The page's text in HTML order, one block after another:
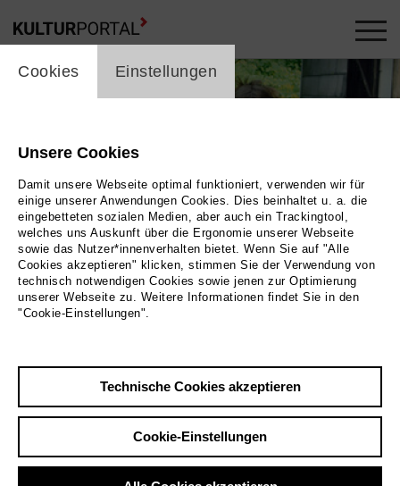
Zurück|Übersicht
Film Info
Deutschland 2000 | 10 min.
Regie: Rainer Knepperges, Christian Mrasek
kein Angebot eingestellt
cookie_layer
Cookies Einstellungen
Unsere Cookies
Damit unsere Webseite optimal funktioniert, verwenden wir für
einige unserer Anwendungen Cookies. Dies beinhaltet u. a. die
eingebetteten sozialen Medien, aber auch ein Trackingtool,
welches uns Auskunft über die Ergonomie unserer Webseite
sowie das Nutzer*innenverhalten bietet. Wenn Sie auf "Alle
Cookies akzeptieren" klicken, stimmen Sie der Verwendung von
technisch notwendigen Cookies sowie jenen zur Optimierung
unserer Webseite zu. Weitere Informationen findet Sie in den
"Cookie-Einstellungen".
Technische Cookies akzeptieren
Cookie-Einstellungen